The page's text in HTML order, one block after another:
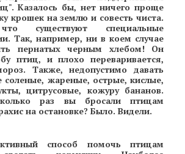
Казалось бы, нет ничего проще
крошек на землю и совесть чиста.
существуют специальные
Так, например, ни в коем случае
пернатых черным хлебом!Он
птиц, и плохо переваривается,
Также,недопустимо давать
жареные, острые, кислые,
цитрусовые, кожуру бананов.
раз вы бросали птицам
на остановке? Было. Видели.
способ помочь птицам